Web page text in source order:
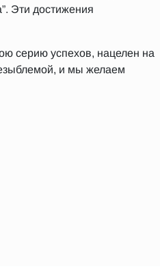
Эти достижения
серию успехов, нацелен на
и мы желаем